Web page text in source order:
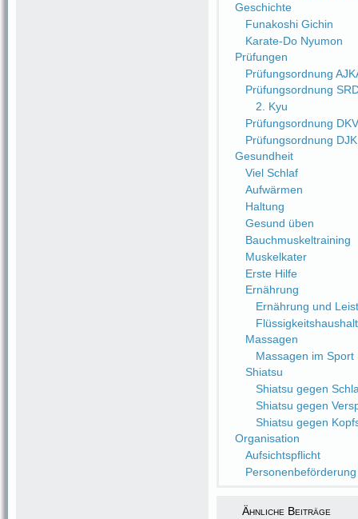
Geschichte
Funakoshi Gichin
Karate-Do Nyumon
Prüfungen
Prüfungsordnung
Prüfungsordnung
2. Kyu
Prüfungsordnung DKV
Prüfungsordnung
Gesundheit
Viel Schlaf
Aufwärmen
Haltung
Gesund üben
Bauchmuskeltraining
Muskelkater
Erste Hilfe
Ernährung
Ernährung und
Flüssigkeitshaushalt
Massagen
Massagen im Sport
Shiatsu
Shiatsu gegen
Shiatsu gegen
Shiatsu gegen
Organisation
Aufsichtspflicht
Personenbeförderung
Ähnliche Beiträge